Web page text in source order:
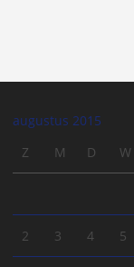
augustus 2015
Z
M D W
2 3 4 5